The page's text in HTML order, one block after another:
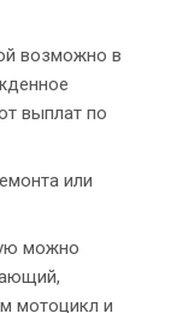
возможно в
выплат по
или
можно
мотоцикл и